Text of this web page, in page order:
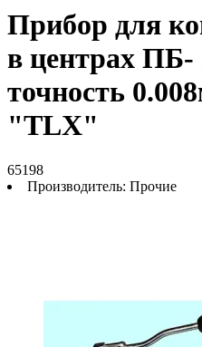
Прибор для
в центрах ПБ-
точность
"TLX"
65198
Производитель: Прочие